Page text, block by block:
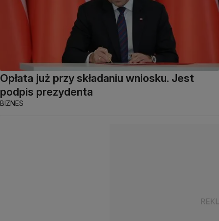
Opłata już przy składaniu wniosku. Jest
podpis prezydenta
BIZNES